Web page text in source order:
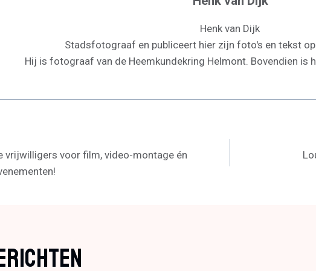
Henk van Dijk
Stadsfotograaf en publiceert hier zijn foto's en tekst
Hij is fotograaf van de Heemkundekring Helmont. Bovendien is
vrijwilligers voor film, video-montage én